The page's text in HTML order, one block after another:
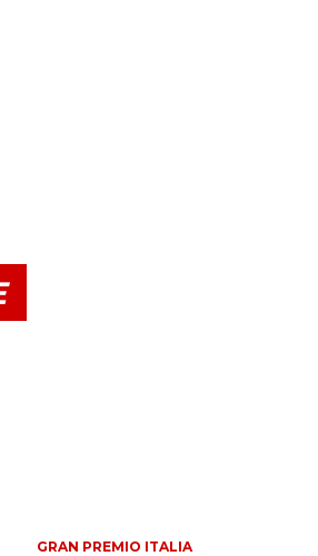
GRAN PREMIO ITALIA